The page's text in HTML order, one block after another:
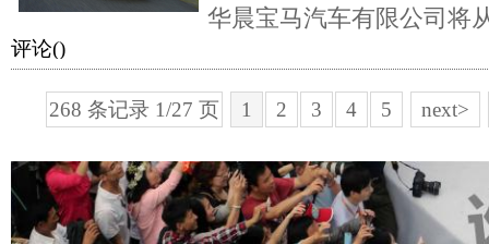
华晨宝马汽车有限公司将
评论()
268 条记录 1/27 页 1 2 3 4 5 next>